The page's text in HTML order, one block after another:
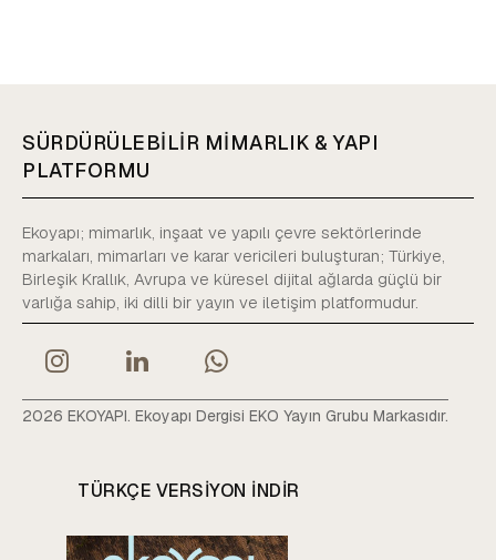
SÜRDÜRÜLEBİLİR MİMARLIK & YAPI
PLATFORMU
Ekoyapı; mimarlık, inşaat ve yapılı çevre sektörlerinde
markaları, mimarları ve karar vericileri buluşturan; Türkiye,
Birleşik Krallık, Avrupa ve küresel dijital ağlarda güçlü bir
varlığa sahip, iki dilli bir yayın ve iletişim platformudur.
2026 EKOYAPI. Ekoyapı Dergisi EKO Yayın Grubu Markasıdır.
TÜRKÇE VERSIYON INDIR